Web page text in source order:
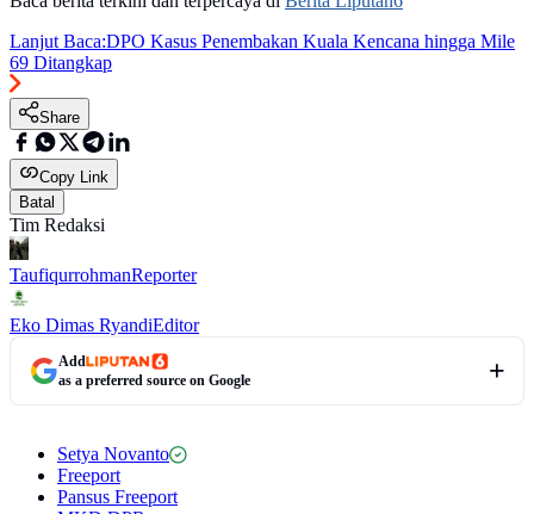
Lanjut Baca:DPO Kasus Penembakan Kuala Kencana hingga Mile
69 Ditangkap
Share
Copy Link
Batal
Tim Redaksi
TaufiqurrohmanReporter
Eko Dimas RyandiEditor
Add
as a preferred source on Google
Setya Novanto
Freeport
Pansus Freeport